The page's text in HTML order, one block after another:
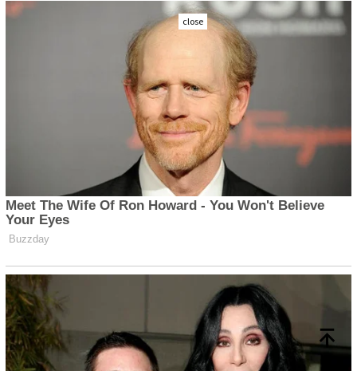
close